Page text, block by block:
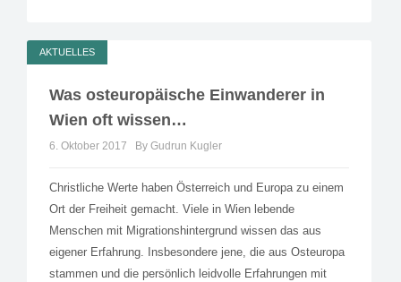
AKTUELLES
Was osteuropäische Einwanderer in
Wien oft wissen…
6. Oktober 2017 By Gudrun Kugler
Christliche Werte haben Österreich und Europa zu einem
Ort der Freiheit gemacht. Viele in Wien lebende
Menschen mit Migrationshintergrund wissen das aus
eigener Erfahrung. Insbesondere jene, die aus Osteuropa
stammen und die persönlich leidvolle Erfahrungen mit